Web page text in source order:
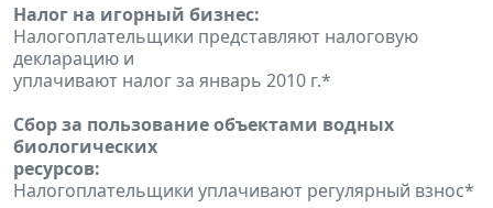
Налог на игорный бизнес:
Налогоплательщики представляют налоговую
декларацию и
уплачивают налог за январь 2010 г.*
Сбор за пользование объектами водных
биологических
ресурсов:
Налогоплательщики уплачивают регулярный взнос*